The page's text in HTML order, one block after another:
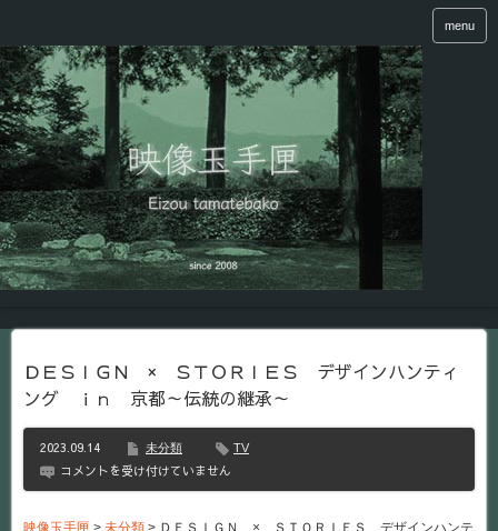
menu
ＤＥＳＩＧＮ × ＳＴＯＲＩＥＳ デザインハンティ
ング ｉｎ 京都～伝統の継承～
2023.09.14 未分類 TV
Ｄ
Ｅ
Ｉ
コメントを受け付けていません
映像玉手匣 > 未分類 > ＤＥＳＩＧＮ × ＳＴＯＲＩＥＳ デザインハンテ